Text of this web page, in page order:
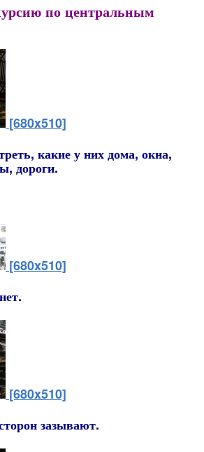
по центральным
[680x510]
какие у них дома, окна,
дороги.
[680x510]
[680x510]
зазывают.